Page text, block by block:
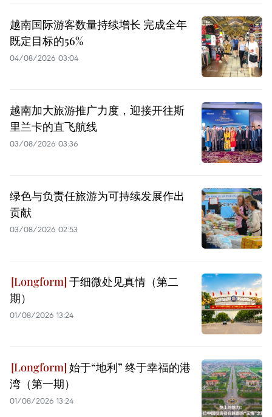
越南国际游客数量持续增长 完成全年
既定目标的56%
04/08/2026 03:04
越南加大旅游推广力度，迎接开往斯
里兰卡的直飞航线
03/08/2026 03:36
绿色与负责任旅游为可持续发展作出
贡献
03/08/2026 02:53
于细微处见真情（第二
期）
01/08/2026 13:24
始于“地利” 终于幸福的港
湾（第一期）
01/08/2026 13:24